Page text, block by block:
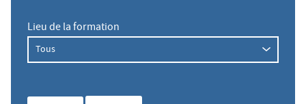
Lieu de la formation